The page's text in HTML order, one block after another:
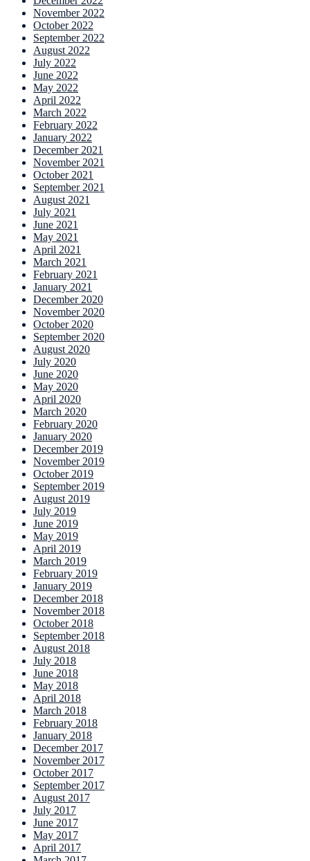
November 2022
October 2022
September 2022
August 2022
July 2022
June 2022
May 2022
April 2022
March 2022
February 2022
January 2022
December 2021
November 2021
October 2021
September 2021
August 2021
July 2021
June 2021
May 2021
April 2021
March 2021
February 2021
January 2021
December 2020
November 2020
October 2020
September 2020
August 2020
July 2020
June 2020
May 2020
April 2020
March 2020
February 2020
January 2020
December 2019
November 2019
October 2019
September 2019
August 2019
July 2019
June 2019
May 2019
April 2019
March 2019
February 2019
January 2019
December 2018
November 2018
October 2018
September 2018
August 2018
July 2018
June 2018
May 2018
April 2018
March 2018
February 2018
January 2018
December 2017
November 2017
October 2017
September 2017
August 2017
July 2017
June 2017
May 2017
April 2017